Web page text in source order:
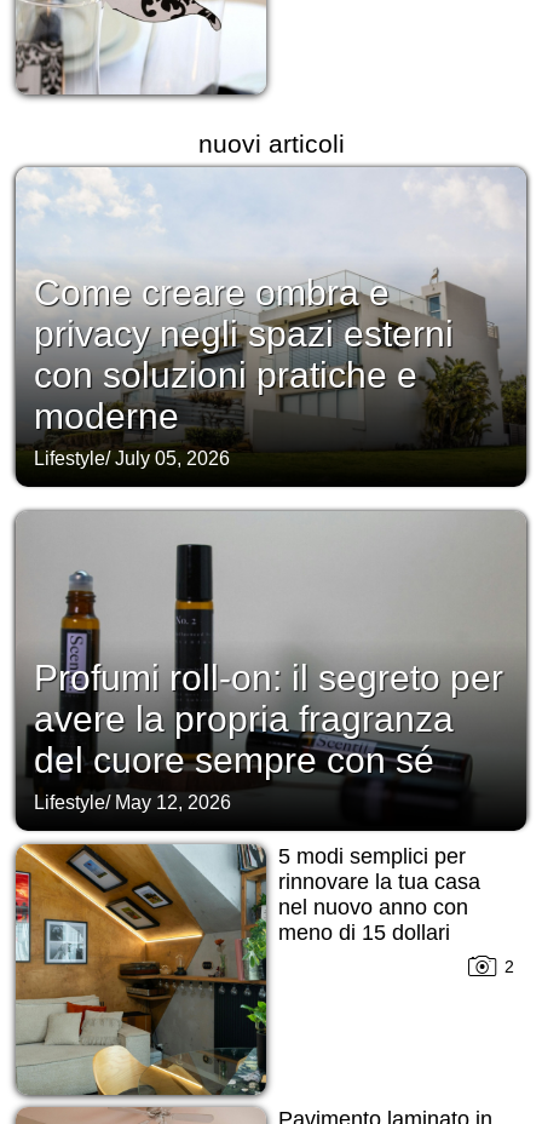
nuovi articoli
Come creare ombra e
privacy negli spazi esterni
con soluzioni pratiche e
moderne
Lifestyle/July 05, 2026
Profumi roll-on: il segreto per
avere la propria fragranza
del cuore sempre con sé
Lifestyle/ May 12, 2026
5 modi semplici per
rinnovare la tua casa
nel nuovo anno con
meno di 15 dollari
2